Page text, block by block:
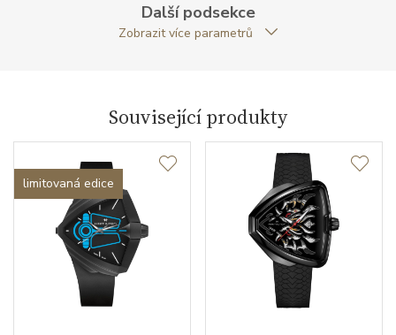
ETA F04.115
Kameny strojku
Datumovka
Další podsekce
Zobrazit více parametrů
Související produkty
limitovaná edice